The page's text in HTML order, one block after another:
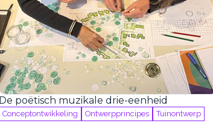
De poëtisch muzikale drie-eenheid
Conceptontwikkeling Ontwerpprincipes Tuinontwerp